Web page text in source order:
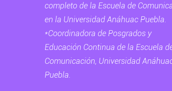
completo de la Escuela de
en la Universidad Anáhuac Puebla.
*Coordinadora de Posgrados y
Educación Continua de la Escuela
Comunicación, Universidad
Puebla.